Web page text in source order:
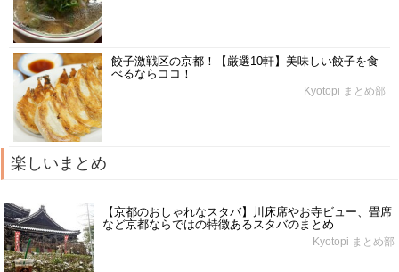
餃子激戦区の京都！【厳選10軒】美味しい餃子を食
べるならココ！
Kyotopi まとめ部
楽しいまとめ
【京都のおしゃれなスタバ】川床席やお寺ビュー、畳席
など京都ならではの特徴あるスタバのまとめ
Kyotopi まとめ部